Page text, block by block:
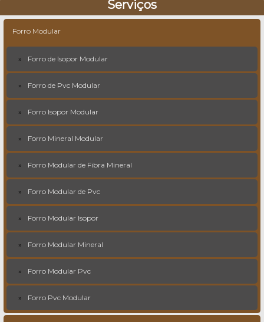
Serviços
Forro Modular
Forro de Isopor Modular
Forro de Pvc Modular
Forro Isopor Modular
Forro Mineral Modular
Forro Modular de Fibra Mineral
Forro Modular de Pvc
Forro Modular Isopor
Forro Modular Mineral
Forro Modular Pvc
Forro Pvc Modular